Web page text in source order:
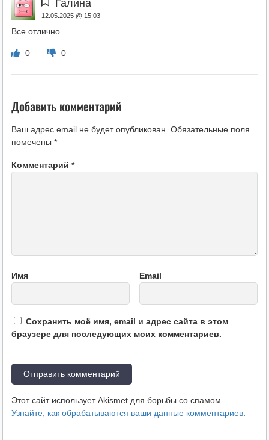
Галина
12.05.2025 @ 15:03
Все отлично.
0 0
Добавить комментарий
Ваш адрес email не будет опубликован. Обязательные поля
помечены *
Комментарий *
Имя Email
Сохранить моё имя, email и адрес сайта в этом
браузере для последующих моих комментариев.
Этот сайт использует Akismet для борьбы со спамом.
Узнайте, как обрабатываются ваши данные комментариев.